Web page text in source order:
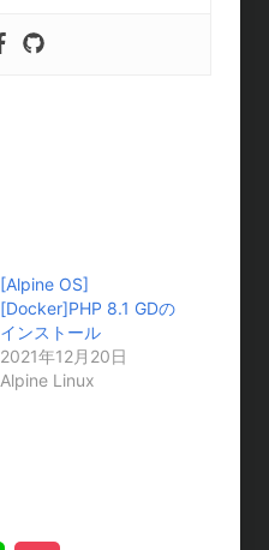
[Alpine OS]
[Docker]PHP 8.1 GDの
インストール
2021年12月20日
Alpine Linux